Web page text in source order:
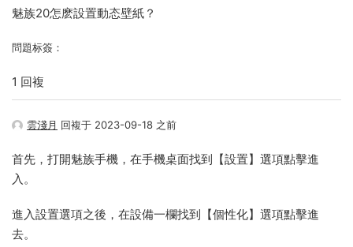
魅族20怎麽設置動态壁紙？
問題标簽：
1 回複
雲淺月 回複于 2023-09-18 之前
首先，打開魅族手機，在手機桌面找到【設置】選項點擊進
入。
進入設置選項之後，在設備一欄找到【個性化】選項點擊進
去。